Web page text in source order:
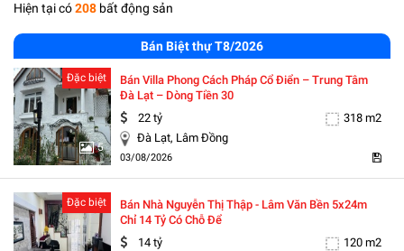
Hiện tại có208 bất động sản
Bán Biệt thự T8/2026
5
Đặc biệt
Bán Villa Phong Cách Pháp Cổ Điển – Trung Tâm
Đà Lạt – Dòng Tiền 30
22 tỷ
318 m2
Đà Lạt, Lâm Đồng
03/08/2026
Đặc biệt
Bán Nhà Nguyễn Thị Thập - Lâm Văn Bền 5x24m
Chỉ 14 Tỷ Có Chỗ Để
14 tỷ
120 m2